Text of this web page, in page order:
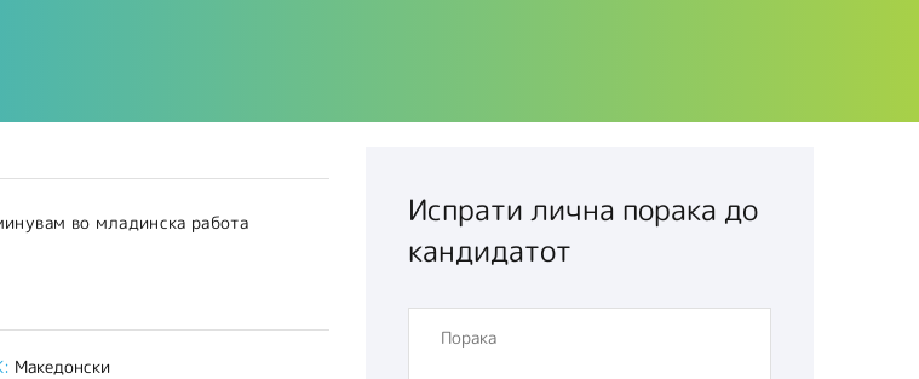
во младинска работа
Македонски
Испрати лична порака до
кандидатот